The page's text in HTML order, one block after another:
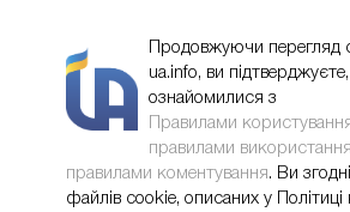
Продовжуючи перегляд
ua.info, ви
ознайомилися з
Правилами
правилами використання
правилами коментування. Ви
файлів cookie, описаних у Політиці